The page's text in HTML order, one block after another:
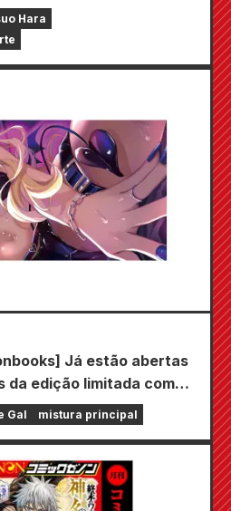
Hara
Já estão abertas
da edição limitada com
com uma
de Fuyuki Tojo
será lançado em 20
Gal mistura principal